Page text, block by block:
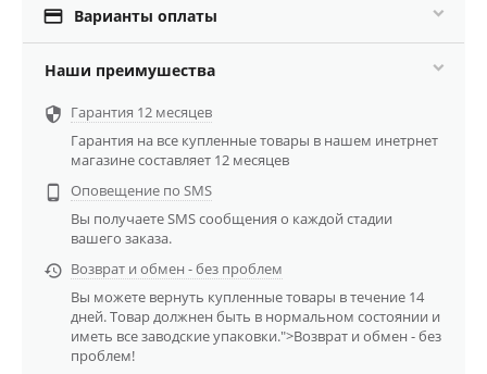
 Варианты оплаты
Наши преимушества
 Гарантия 12 месяцев
Гарантия на все купленные товары в нашем инетрнет
магазине составляет 12 месяцев

Оповещение по SMS
Вы получаете SMS сообщения о каждой стадии
вашего заказа.
 Возврат и обмен - без проблем
Вы можете вернуть купленные товары в течение 14
дней. Товар должнен быть в нормальном состоянии и
иметь все заводские упаковки.">Возврат и обмен - без
проблем!